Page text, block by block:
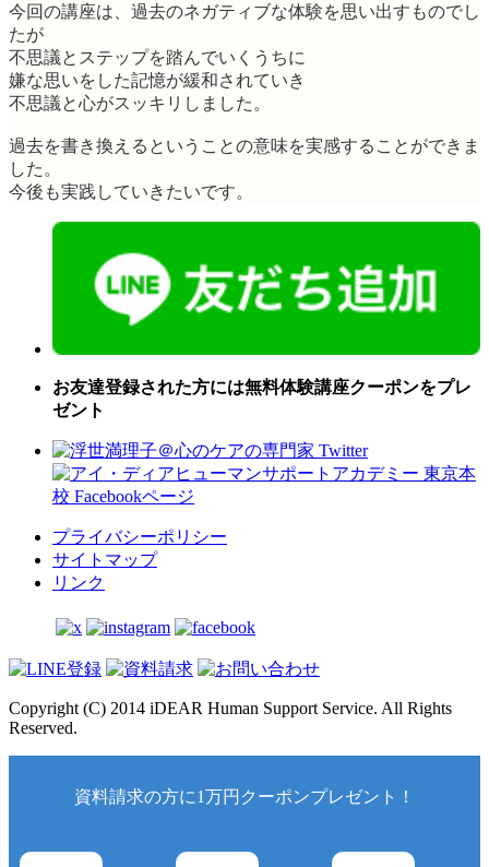
今回の講座は、過去のネガティブな体験を思い出すものでし
たが
不思議とステップを踏んでいくうちに
嫌な思いをした記憶が緩和されていき
不思議と心がスッキリしました。
過去を書き換えるということの意味を実感することができま
した。
今後も実践していきたいです。
お友達登録された方には無料体験講座クーポンをプレ
ゼント
プライバシーポリシー
サイトマップ
リンク
Copyright (C) 2014 iDEAR Human Support Service. All Rights
Reserved.
資料請求の方に1万円クーポンプレゼント！